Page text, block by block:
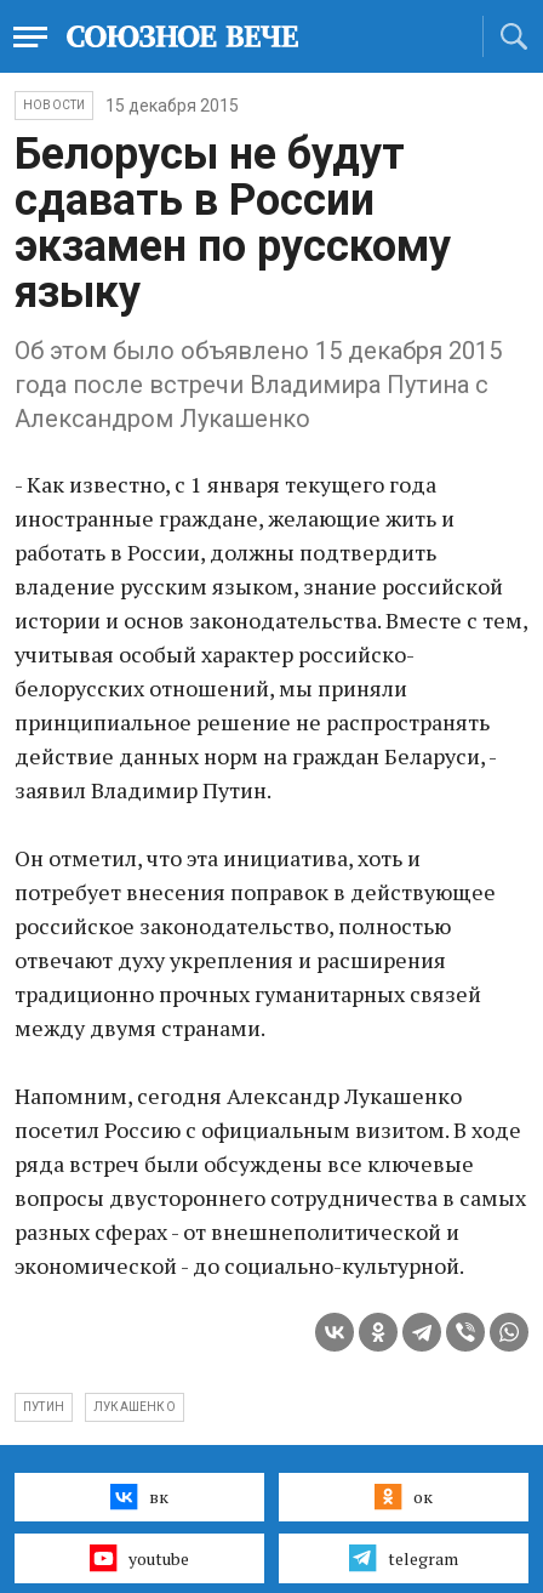
НОВОСТИ 15 декабря 2015
Белорусы не будут
сдавать в России
экзамен по русскому
языку
Об этом было объявлено 15 декабря 2015
года после встречи Владимира Путина с
Александром Лукашенко
- Как известно, с 1 января текущего года
иностранные граждане, желающие жить и
работать в России, должны подтвердить
владение русским языком, знание российской
истории и основ законодательства. Вместе с тем,
учитывая особый характер российско-
белорусских отношений, мы приняли
принципиальное решение не распространять
действие данных норм на граждан Беларуси, -
заявил Владимир Путин.
Он отметил, что эта инициатива, хоть и
потребует внесения поправок в действующее
российское законодательство, полностью
отвечают духу укрепления и расширения
традиционно прочных гуманитарных связей
между двумя странами.
Напомним, сегодня Александр Лукашенко
посетил Россию с официальным визитом. В ходе
ряда встреч были обсуждены все ключевые
вопросы двустороннего сотрудничества в самых
разных сферах - от внешнеполитической и
экономической - до социально-культурной.
ПУТИН ЛУКАШЕНКО
вк ок
youtube telegram